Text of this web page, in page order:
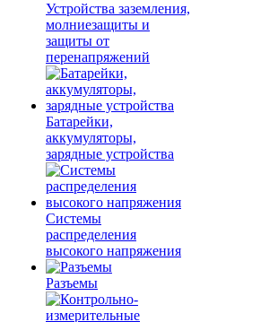
Устройства заземления,
молниезащиты и
защиты от
перенапряжений
Батарейки,
аккумуляторы,
зарядные устройства
Системы
распределения
высокого напряжения
Разъемы